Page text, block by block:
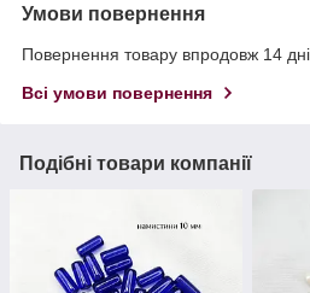
Умови повернення
Повернення товару впродовж 14
Всі умови повернення
Подібні товари компанії